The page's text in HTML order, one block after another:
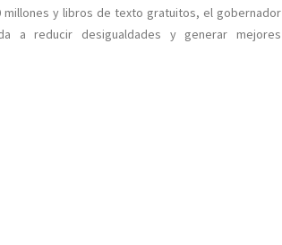
y libros de texto gratuitos, el gobernador
a reducir desigualdades y generar mejores